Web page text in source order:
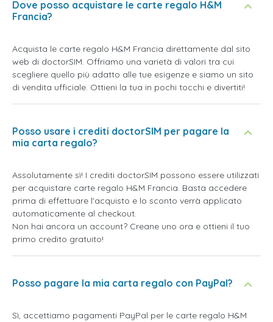
Dove posso acquistare le carte regalo H&M
Francia?
Acquista le carte regalo H&M Francia direttamente dal sito
web di doctorSIM. Offriamo una varietà di valori tra cui
scegliere quello più adatto alle tue esigenze e siamo un sito
di vendita ufficiale. Ottieni la tua in pochi tocchi e divertiti!
Posso usare i crediti doctorSIM per pagare la
mia carta regalo?
Assolutamente sì! I crediti doctorSIM possono essere utilizzati
per acquistare carte regalo H&M Francia. Basta accedere
prima di effettuare l'acquisto e lo sconto verrà applicato
automaticamente al checkout.
Non hai ancora un account? Creane uno ora e ottieni il tuo
primo credito gratuito!
Posso pagare la mia carta regalo con PayPal?
Sì, accettiamo pagamenti PayPal per le carte regalo H&M